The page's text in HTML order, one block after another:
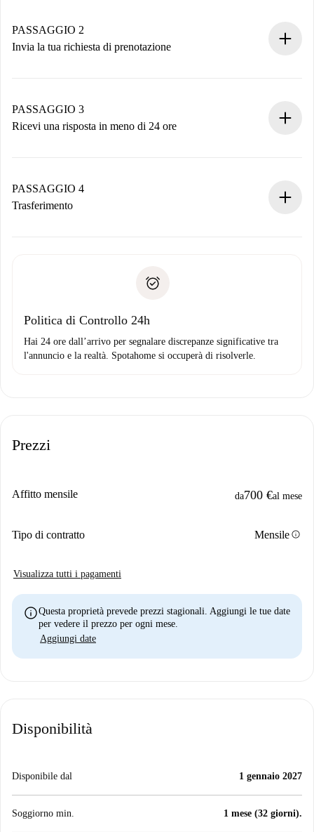
Hai tutte le informazioni necessarie in anticipo.
PASSAGGIO 2
Invia la tua richiesta di prenotazione
non accetta.
PASSAGGIO 3
Ricevi una risposta in meno di 24 ore
contatto con il proprietario.
Se rifiutata: non ti addebiteremo nulla e ti proporremo
Domiciliazione del pagamento
PASSAGGIO 4
Trasferimento
solo se non segnali problemi.
Politica di Controllo 24h
Hai 24 ore dall’arrivo per segnalare discrepanze significative tra
l'annuncio e la realtà. Spotahome si occuperà di risolverle.
Prezzi
Affitto mensile da700 €al mese
Tipo di contratto Mensileinfo
Visualizza tutti i pagamenti
infoQuesta proprietà prevede prezzi stagionali. Aggiungi le tue date
per vedere il prezzo per ogni mese.
Aggiungi date
Disponibilità
Disponibile dal 1 gennaio 2027
Soggiorno min. 1 mese (32 giorni).